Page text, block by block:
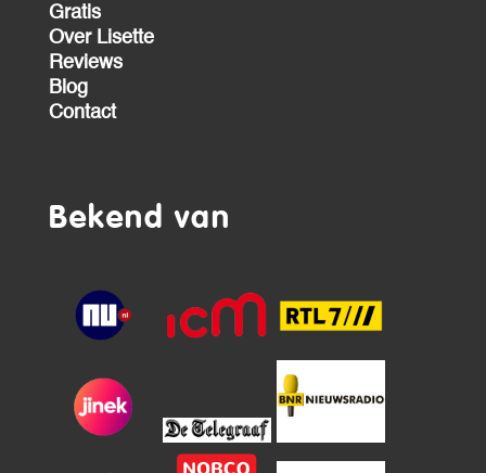
Gratis
Over Lisette
Reviews
Blog
Contact
Bekend van